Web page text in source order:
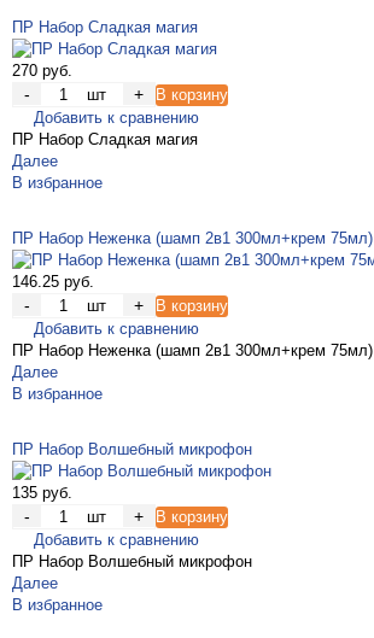
ПР Набор Сладкая магия
270 руб.
- шт +
В корзину
Добавить к сравнению
ПР Набор Сладкая магия
Далее
В избранное
ПР Набор Неженка (шамп 2в1 300мл+крем 75мл)
146.25 руб.
- шт +
В корзину
Добавить к сравнению
ПР Набор Неженка (шамп 2в1 300мл+крем 75мл)
Далее
В избранное
ПР Набор Волшебный микрофон
135 руб.
- шт +
В корзину
Добавить к сравнению
ПР Набор Волшебный микрофон
Далее
В избранное